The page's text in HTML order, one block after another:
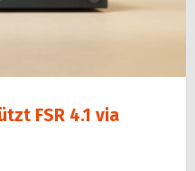
FSR 4.1 via